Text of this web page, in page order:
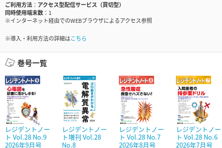
ご利用方法
アクセス型配信サービス（買切型）
同時使用端末数
1
※インターネット経由でのWEBブラウザによるアクセス参照
※導入・利用方法の詳細はこちら
巻号一覧
レジデントノー
ト Vol.28 No.9
2026年9月号
レジデントノー
ト増刊 Vol.28
No.8
レジデントノー
ト Vol.28 No.7
2026年8月号
レジデントノー
ト Vol.28 No.6
2026年7月号